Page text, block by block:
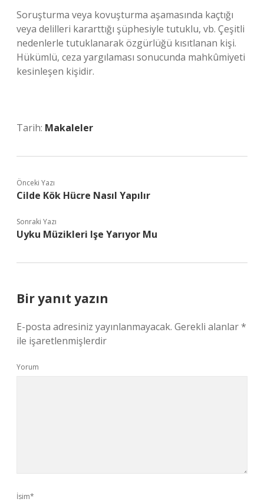
Soruşturma veya kovuşturma aşamasında kaçtığı
veya delilleri kararttığı şüphesiyle tutuklu, vb. Çeşitli
nedenlerle tutuklanarak özgürlüğü kısıtlanan kişi.
Hükümlü, ceza yargılaması sonucunda mahkûmiyeti
kesinleşen kişidir.
Tarih: Makaleler
Önceki Yazı
Cilde Kök Hücre Nasıl Yapılır
Sonraki Yazı
Uyku Müzikleri Işe Yarıyor Mu
Bir yanıt yazın
E-posta adresiniz yayınlanmayacak. Gerekli alanlar*
ile işaretlenmişlerdir
Yorum
İsim*